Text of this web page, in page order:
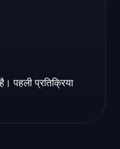
पहली प्रतिक्रिया